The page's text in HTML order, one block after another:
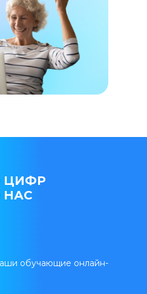
ЦИФР
НАС
обучающие онлайн-